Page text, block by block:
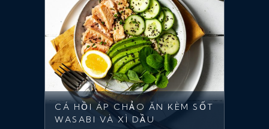
CÁ HỒI ÁP CHẢO ĂN KÈM SỐT
WASABI VÀ XÌ DẦU